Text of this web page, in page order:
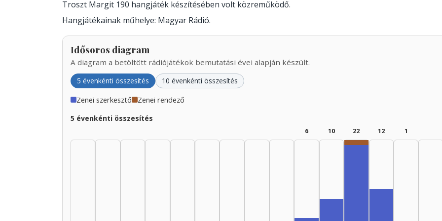
Troszt Margit 190 hangjáték készítésében volt közreműködő.
Hangjátékainak műhelye: Magyar Rádió.
Idősoros diagram
A diagram a betöltött rádiójátékok bemutatási évei alapján készült.
5 évenkénti összesítés 10 évenkénti összesítés
Zenei szerkesztő Zenei rendező
5 évenkénti összesítés
6 10 22
Zenei rendező,
12 1